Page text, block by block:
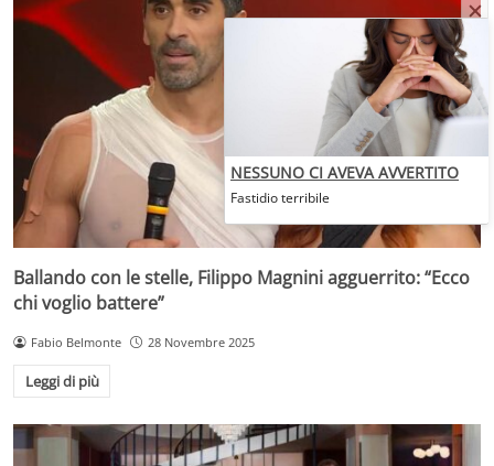
Ballando con le stelle, Filippo Magnini agguerrito: “Ecco
chi voglio battere”
Fabio Belmonte 28 Novembre 2025
Leggi di più
NESSUNO CI AVEVA AVVERTITO
Fastidio terribile